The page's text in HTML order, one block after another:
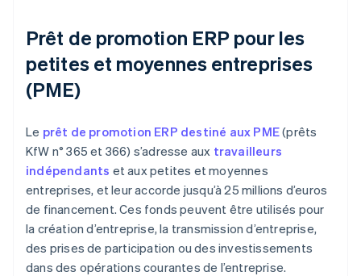
Prêt de promotion ERP pour les
petites et moyennes entreprises
(PME)
Le prêt de promotion ERP destiné aux PME(prêts
KfW n° 365 et 366) s’adresse aux travailleurs
indépendants et aux petites et moyennes
entreprises, et leur accorde jusqu’à 25 millions d’euros
de financement. Ces fonds peuvent être utilisés pour
la création d’entreprise, la transmission d’entreprise,
des prises de participation ou des investissements
dans des opérations courantes de l’entreprise.